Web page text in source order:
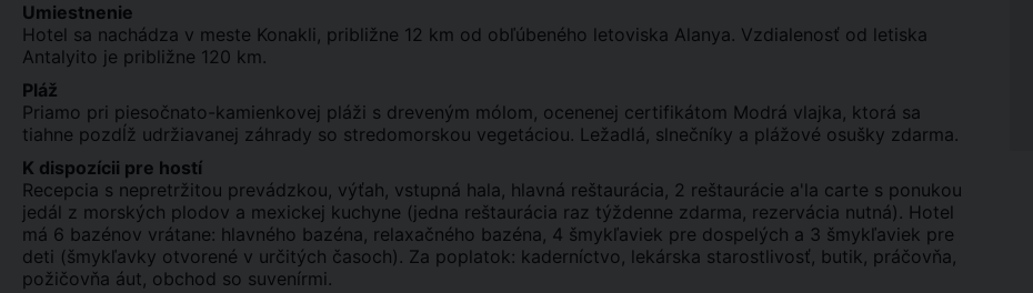
Umiestnenie
Hotel sa nachádza v meste Konakli, približne 12 km od obľúbeného letoviska Alanya. Vzdialenosť od letiska
Antalyito je približne 120 km.
Pláž
Priamo pri piesočnato-kamienkovej pláži s dreveným mólom, ocenenej certifikátom Modrá vlajka, ktorá sa
tiahne pozdĺž udržiavanej záhrady so stredomorskou vegetáciou. Ležadlá, slnečníky a plážové osušky zdarma.
K dispozícii pre hostí
Recepcia s nepretržitou prevádzkou, výťah, vstupná hala, hlavná reštaurácia, 2 reštaurácie a'la carte s ponukou
jedál z morských plodov a mexickej kuchyne (jedna reštaurácia raz týždenne zdarma, rezervácia nutná). Hotel
má 6 bazénov vrátane: hlavného bazéna, relaxačného bazéna, 4 šmykľaviek pre dospelých a 3 šmykľaviek pre
deti (šmykľavky otvorené v určitých časoch). Za poplatok: kaderníctvo, lekárska starostlivosť, butik, práčovňa,
požičovňa áut, obchod so suvenírmi.